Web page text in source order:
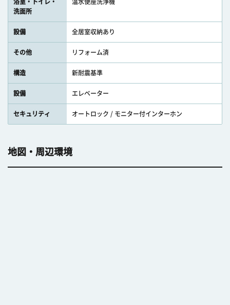
浴室・トイレ・
洗面所
温水便座洗浄機
設備 全居室収納あり
その他 リフォーム済
構造 新耐震基準
設備 エレベーター
セキュリティ オートロック / モニター付インターホン
地図・周辺環境